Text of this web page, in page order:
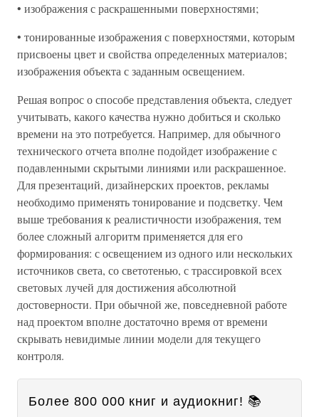
• изображения с раскрашенными поверхностями;
• тонированные изображения с поверхностями, которым
присвоены цвет и свойства определенных материалов;
изображения объекта с заданным освещением.
Решая вопрос о способе представления объекта, следует
учитывать, какого качества нужно добиться и сколько
времени на это потребуется. Например, для обычного
технического отчета вполне подойдет изображение с
подавленными скрытыми линиями или раскрашенное.
Для презентаций, дизайнерских проектов, рекламы
необходимо применять тонирование и подсветку. Чем
выше требования к реалистичности изображения, тем
более сложный алгоритм применяется для его
формирования: с освещением из одного или нескольких
источников света, со светотенью, с трассировкой всех
световых лучей для достижения абсолютной
достоверности. При обычной же, повседневной работе
над проектом вполне достаточно время от времени
скрывать невидимые линии модели для текущего
контроля.
Более 800 000 книг и аудиокниг! 📚